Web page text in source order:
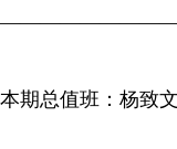
本期总值班：杨致文